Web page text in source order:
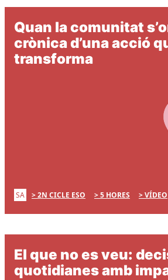
Quan la comunitat
crònica d’una acció
transforma
SA 2N CICLE ESO 5 HORES VÍDEO
El que no es veu:
quotidianes amb